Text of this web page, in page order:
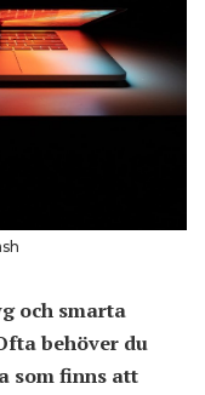
och smarta
behöver du
som finns att